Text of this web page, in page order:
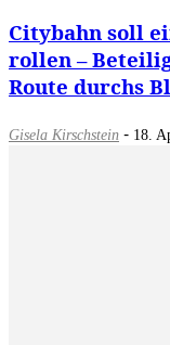
Citybahn soll
rollen –
Route durchs
Gisela Kirschstein - 18.